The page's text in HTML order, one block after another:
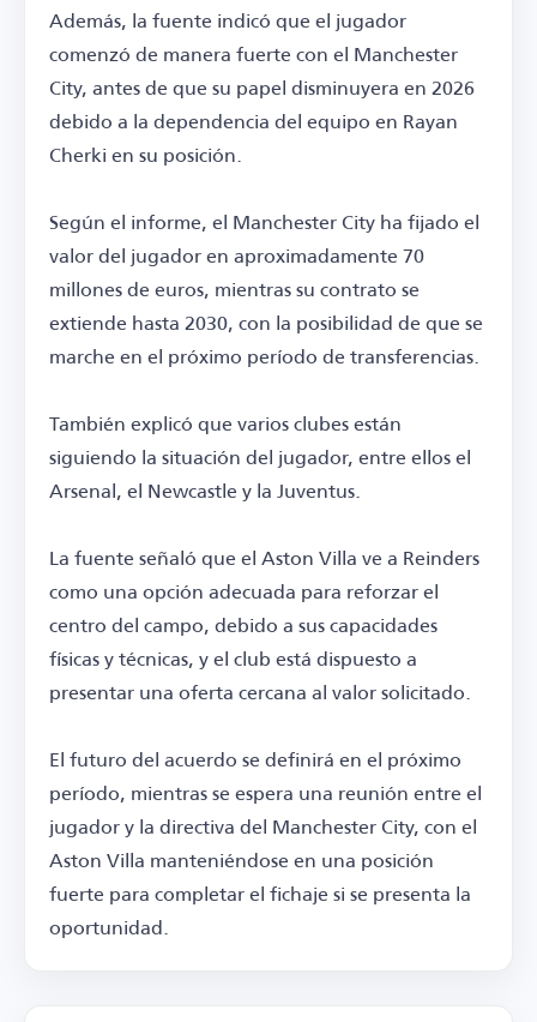
Además, la fuente indicó que el jugador
comenzó de manera fuerte con el Manchester
City, antes de que su papel disminuyera en 2026
debido a la dependencia del equipo en Rayan
Cherki en su posición.
Según el informe, el Manchester City ha fijado el
valor del jugador en aproximadamente 70
millones de euros, mientras su contrato se
extiende hasta 2030, con la posibilidad de que se
marche en el próximo período de transferencias.
También explicó que varios clubes están
siguiendo la situación del jugador, entre ellos el
Arsenal, el Newcastle y la Juventus.
La fuente señaló que el Aston Villa ve a Reinders
como una opción adecuada para reforzar el
centro del campo, debido a sus capacidades
físicas y técnicas, y el club está dispuesto a
presentar una oferta cercana al valor solicitado.
El futuro del acuerdo se definirá en el próximo
período, mientras se espera una reunión entre el
jugador y la directiva del Manchester City, con el
Aston Villa manteniéndose en una posición
fuerte para completar el fichaje si se presenta la
oportunidad.